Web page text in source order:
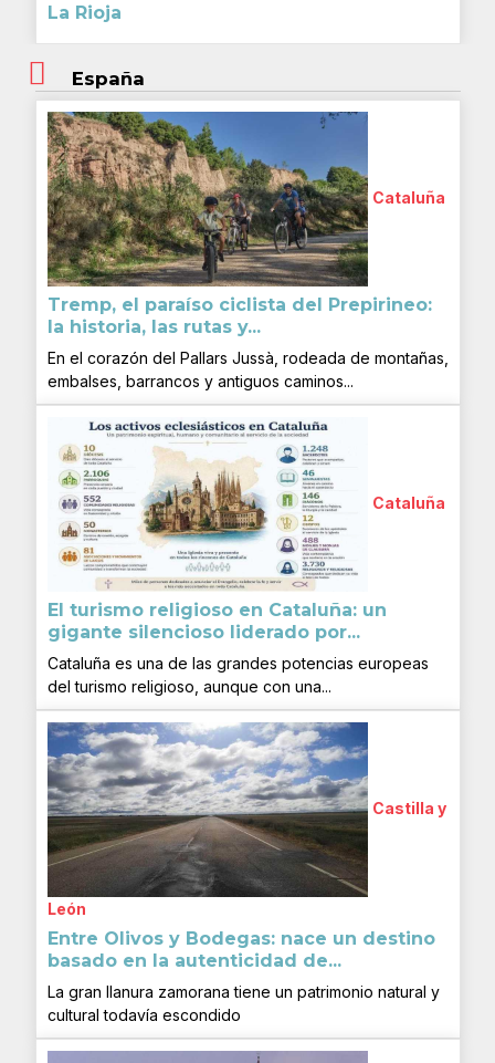
La Rioja
España
Cataluña
Tremp, el paraíso ciclista del Prepirineo:
la historia, las rutas y...
En el corazón del Pallars Jussà, rodeada de montañas,
embalses, barrancos y antiguos caminos...
Cataluña
El turismo religioso en Cataluña: un
gigante silencioso liderado por...
Cataluña es una de las grandes potencias europeas
del turismo religioso, aunque con una...
Castilla y
León
Entre Olivos y Bodegas: nace un destino
basado en la autenticidad de...
La gran llanura zamorana tiene un patrimonio natural y
cultural todavía escondido